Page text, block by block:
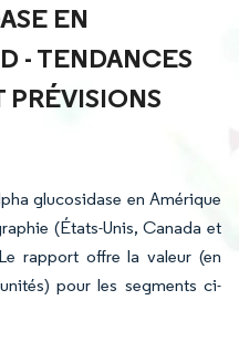
EN
- TENDANCES
PRÉVISIONS
glucosidase en Amérique
(États-Unis, Canada et
rapport offre la valeur (en
pour les segments ci-